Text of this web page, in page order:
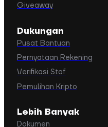
Giveaway
Dukungan
Pusat Bantuan
Pernyataan Rekening
Verifikasi Staf
Pemulihan Kripto
Lebih Banyak
Dokumen